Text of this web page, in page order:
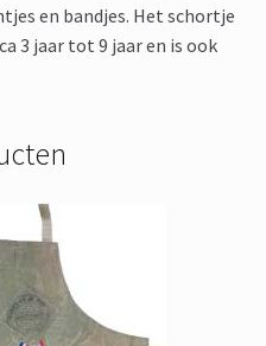
en bandjes. Het schortje
3 jaar tot 9 jaar en is ook